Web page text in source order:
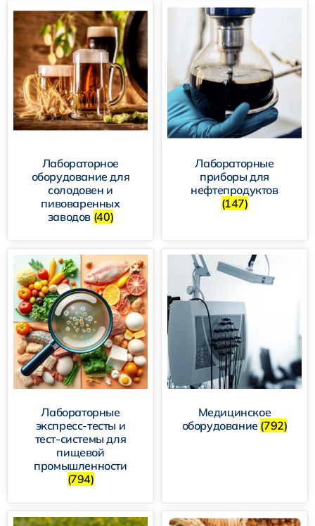
Лабораторное
оборудование для
солодовен и
пивоваренных
заводов (40)
Лабораторные
приборы для
нефтепродуктов
(147)
Лабораторные
экспресс-тесты и
тест-системы для
пищевой
промышленности
(794)
Медицинское
оборудование (792)